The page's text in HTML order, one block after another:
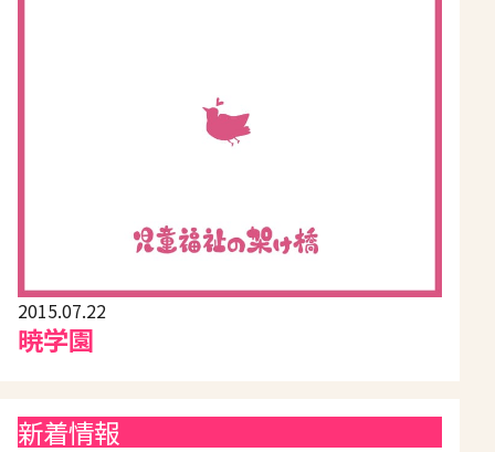
2015.07.22
暁学園
新着情報